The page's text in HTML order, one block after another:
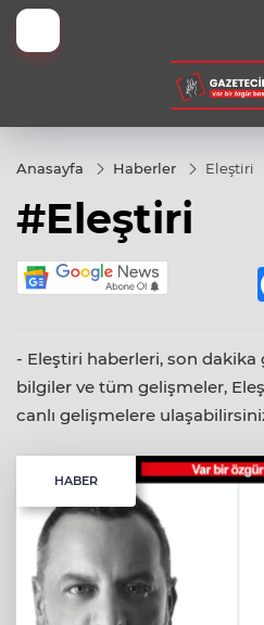
Anasayfa Haberler Eleştiri
#Eleştiri
- Eleştiri haberleri, son dakika
bilgiler ve tüm gelişmeler,
canlı gelişmelere
HABER